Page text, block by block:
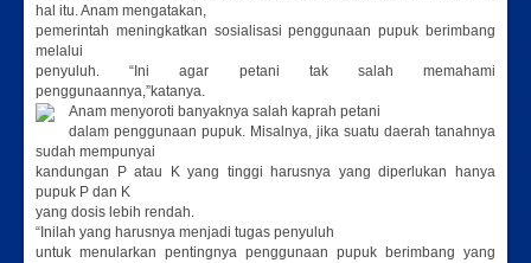
hal itu. Anam mengatakan,
pemerintah meningkatkan sosialisasi penggunaan pupuk berimbang
melalui
penyuluh. “Ini agar petani tak salah memahami
penggunaannya,”katanya.
Anam menyoroti banyaknya salah kaprah petani
dalam penggunaan pupuk. Misalnya, jika suatu daerah tanahnya
sudah mempunyai
kandungan P atau K yang tinggi harusnya yang diperlukan hanya
pupuk P dan K
yang dosis lebih rendah.
“Inilah yang harusnya menjadi tugas penyuluh
untuk menularkan pentingnya penggunaan pupuk berimbang yang